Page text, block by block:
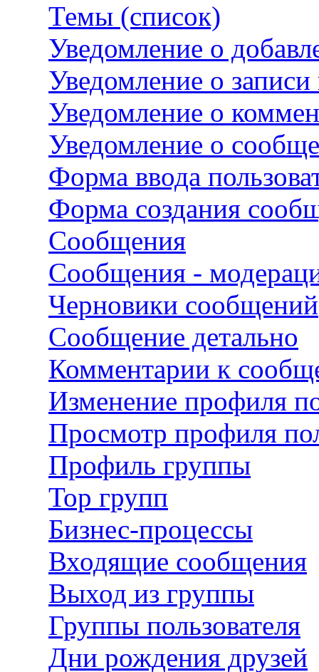
Темы (список)
Уведомление о
Уведомление о
Уведомление о
Уведомление о
Форма ввода
Форма создания
Сообщения
Сообщения -
Черновики сообщений
Сообщение детально
Комментарии к
Изменение профиля
Просмотр профиля
Профиль группы
Top групп
Бизнес-процессы
Входящие сообщения
Выход из группы
Группы пользователя
Дни рождения друзей